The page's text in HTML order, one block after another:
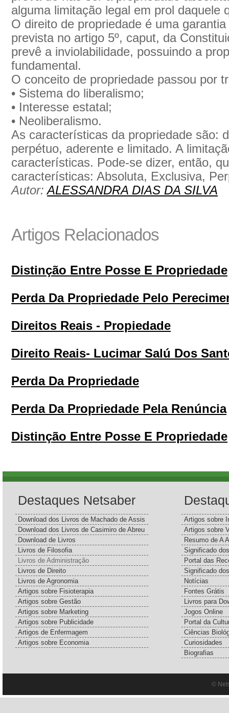
alguma limitação legal em prol daquele
O direito de propriedade é uma
prevista no artigo 5º, caput, da
prevê a inviolabilidade, possuindo a
fundamental.
O conceito de propriedade passou por
• Sistema do liberalismo;
• Interesse estatal;
• Neoliberalismo.
As características da propriedade são:
perpétuo, aderente e limitado. A
características. Pode-se dizer, então,
características: Absoluta, Exclusiva,
Autor:ALESSANDRA DIAS DA SILVA
Artigos Relacionados
Distinção Entre Posse E Propriedade
Perda Da Propriedade Pelo
Direitos Reais - Propiedade
Direito Reais- Lucimar Salú Dos
Perda Da Propriedade
Perda Da Propriedade Pela Renúncia
Distinção Entre Posse E Propriedade
Destaques Netsaber
Download dos Livros de Machado de Assis
Download dos Livros de Casimiro de Abreu
Download de Livros
Livros de Filosofia
Livros de Administração
Livros de Direito
Livros de Agronomia
Artigos sobre Fisioterapia
Artigos sobre Gestão
Artigos sobre Marketing
Artigos sobre Publicidade
Artigos de Enfermagem
Artigos sobre Economia
Artigos sobre
Artigos sobre
Resumo de A
Significado
Portal das
Significado
Notícias
Fontes Grátis
Livros para
Jogos Online
Portal da
Ciências
Curiosidades
Biografias
©